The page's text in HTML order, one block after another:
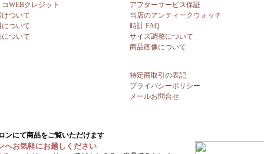
WEBクレジット
けついて
について
について
アフターサービス保証
当店のアンティークウォッチ
時計 FAQ
サイズ調整について
商品画像について
特定商取引の表記
プライバシーポリシー
メールお問合せ
へお気軽にお越しください